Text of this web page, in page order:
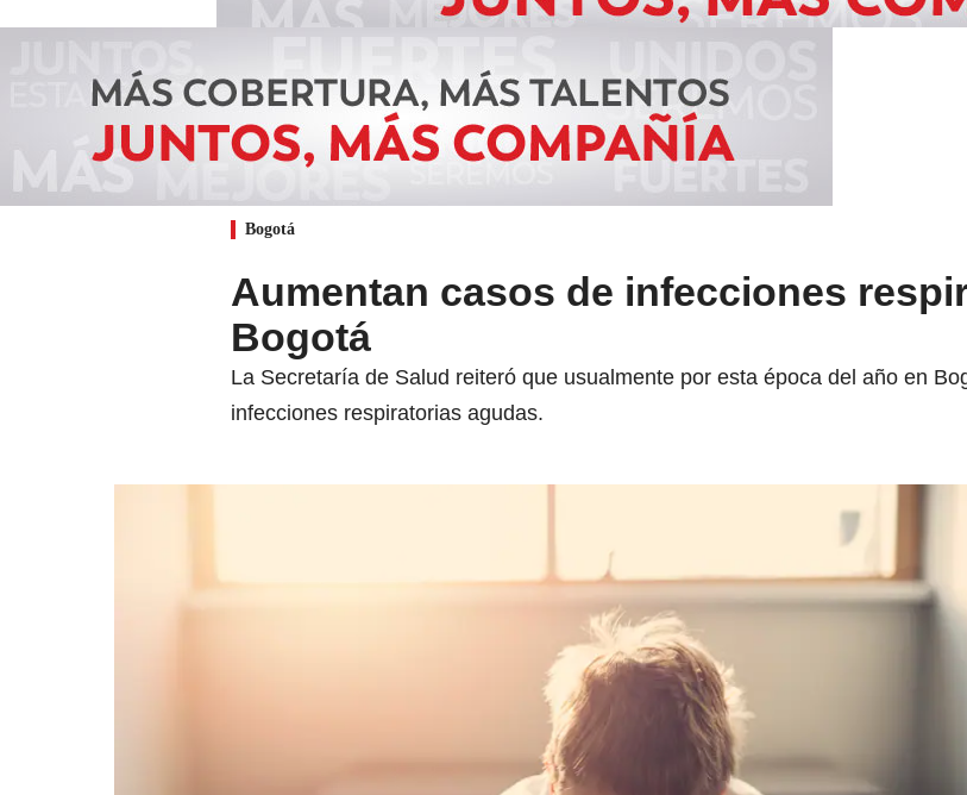
Bogotá
Aumentan casos de infecciones
Bogotá
La Secretaría de Salud reiteró que usualmente por esta época del año en
infecciones respiratorias agudas.